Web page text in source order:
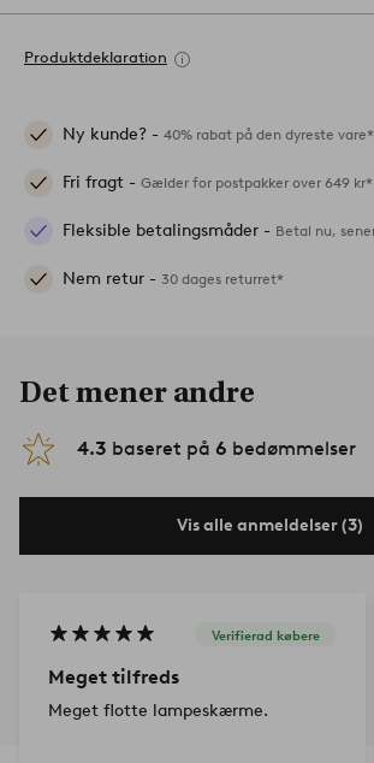
Produktdeklaration
Ny kunde? - 40% rabat på den dyreste vare*
Fri fragt - Gælder for postpakker over 649 kr*
Fleksible betalingsmåder - Betal nu,
Nem retur - 30 dages returret*
Det mener andre
4.3 baseret på 6 bedømmelser
Vis alle anmeldelser (3)
Verifierad købere
Meget tilfreds
Meget flotte lampeskærme.